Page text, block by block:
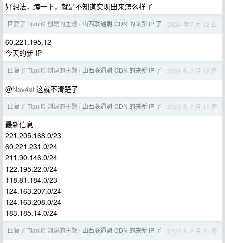
好想法，蹲一下，就是不知道实现出来怎么样了
回复了 Tianli0 创建的主题 › 山西联通刷 CDN 的来新 IP 了 2024 年 7 月 12 日
60.221.195.12
今天的新 IP
回复了 Tianli0 创建的主题 › 山西联通刷 CDN 的来新 IP 了 2024 年 7 月 12 日
@Nav4ai 这就不清楚了
回复了 Tianli0 创建的主题 › 山西联通刷 CDN 的来新 IP 了 2024 年 7 月 11 日
最新信息
221.205.168.0/23
60.221.231.0/24
211.90.146.0/24
122.195.22.0/24
118.81.184.0/23
124.163.207.0/24
124.163.208.0/24
183.185.14.0/24
回复了 Tianli0 创建的主题 › 山西联通刷 CDN 的来新 IP 了 2024 年 7 月 11 日